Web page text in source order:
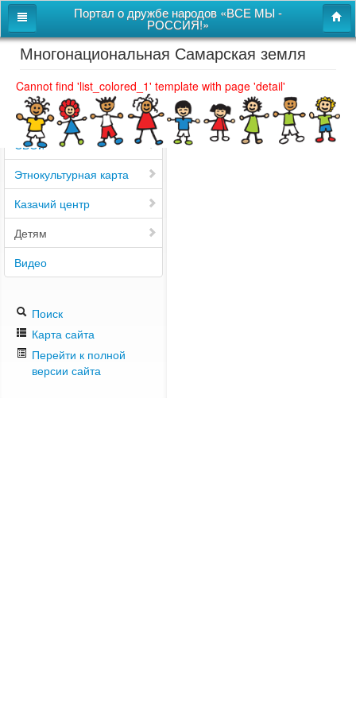
Портал о дружбе народов «ВСЕ МЫ -
РОССИЯ!»
Главная
Дом дружбы народов
Новости
СВОи
Этнокультурная карта
Казачий центр
Детям
Видео
Поиск
Карта сайта
Перейти к полной
версии сайта
Многонациональная Самарская земля
Cannot find 'list_colored_1' template with page 'detail'